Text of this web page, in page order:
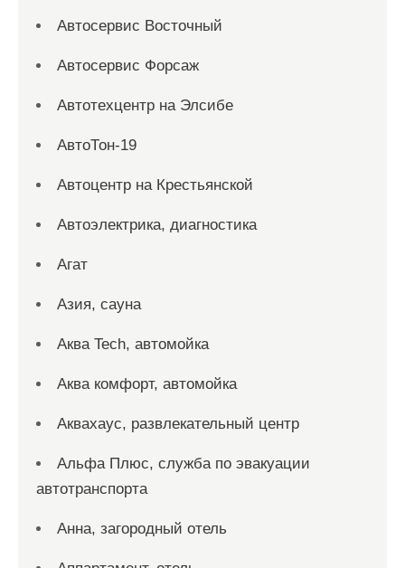
Автосервис Восточный
Автосервис Форсаж
Автотехцентр на Элсибе
АвтоТон-19
Автоцентр на Крестьянской
Автоэлектрика, диагностика
Агат
Азия, сауна
Аква Tech, автомойка
Аква комфорт, автомойка
Аквахаус, развлекательный центр
Альфа Плюс, служба по эвакуации
автотранспорта
Анна, загородный отель